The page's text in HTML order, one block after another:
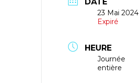
23 Mai 2024
Expiré
HEURE
Journée
entière